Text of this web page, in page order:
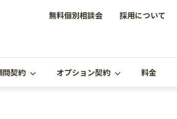
無料個別相談会 採用について
問契約 オプション契約 料金